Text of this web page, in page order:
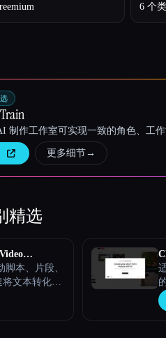
6 个
制作工作室可实现一致的角色、工
更多细节→
精选
本、片段、
文本转化为